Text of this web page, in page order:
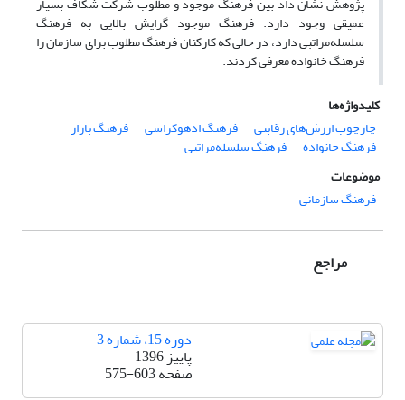
عمیقی وجود دارد. فرهنگ موجود گرایش بالایی به فرهنگ
سلسله‌مراتبی دارد، در حالی که کارکنان فرهنگ مطلوب برای سازمان را
فرهنگ خانواده معرفی کردند.
کلیدواژه‌ها
چارچوب ارزش‌‌های رقابتی
فرهنگ ادهوکراسی فرهنگ بازار
فرهنگ خانواده
فرهنگ سلسله‌مراتبی
موضوعات
فرهنگ سازمانی
مراجع
دوره 15، شماره 3
پاییز 1396
صفحه575-603